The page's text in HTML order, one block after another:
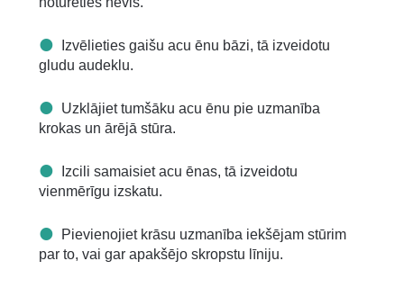
Izvēlieties gaišu acu ēnu bāzi, tā izveidotu
gludu audeklu.
Uzklājiet tumšāku acu ēnu pie uzmanība
krokas un ārējā stūra.
Izcili samaisiet acu ēnas, tā izveidotu
vienmērīgu izskatu.
Pievienojiet krāsu uzmanība iekšējam stūrim
par to, vai gar apakšējo skropstu līniju.